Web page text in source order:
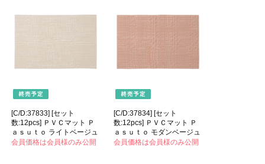
[C/D:37833] [セット
数:12pcs] ＰＶＣマット Ｐ
ａｓｕｔｏ ライトベージュ
会員価格は会員様のみ公開
[C/D:37834] [セット
数:12pcs] ＰＶＣマット Ｐ
ａｓｕｔｏ モダンベージュ
会員価格は会員様のみ公開